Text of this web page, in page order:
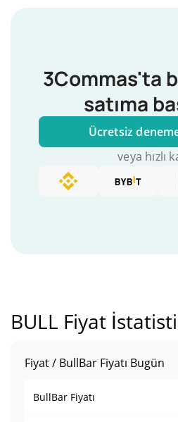
3Commas'ta
satıma
Ücretsiz
veya hızlı
BULL Fiyat
Fiyat / BullBar Fiyatı Bugün
BullBar Fiyatı